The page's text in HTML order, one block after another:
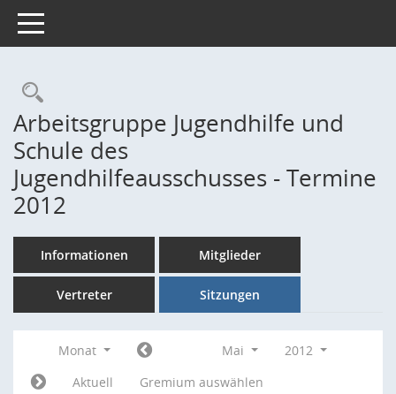
Toggle navigation
Rechercheauswahl
Arbeitsgruppe Jugendhilfe und
Schule des
Jugendhilfeausschusses - Termine
2012
Informationen Mitglieder
Vertreter Sitzungen
Monat Mai
2012
Aktuell
Gremium auswählen